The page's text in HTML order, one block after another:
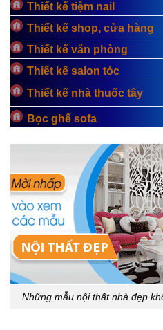
Thiết kế tiệm nail
Thiết kế shop, cửa hàng
Thiết kế văn phòng
Thiết kế salon tóc
Thiết kế nhà thuốc tây
Bọc ghế sofa
Những mẫu nội thất nhà đẹp